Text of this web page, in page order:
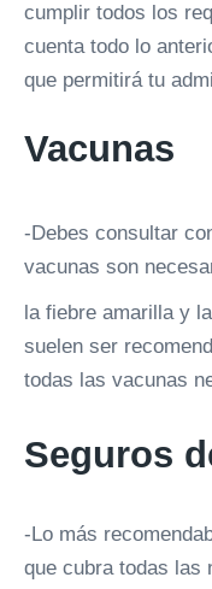
cumplir todos los
cuenta todo lo
que permitirá tu
Vacunas
-Debes consultar
vacunas son
la fiebre amarilla y
suelen ser
todas las vacunas
Seguros
-Lo más
que cubra todas las